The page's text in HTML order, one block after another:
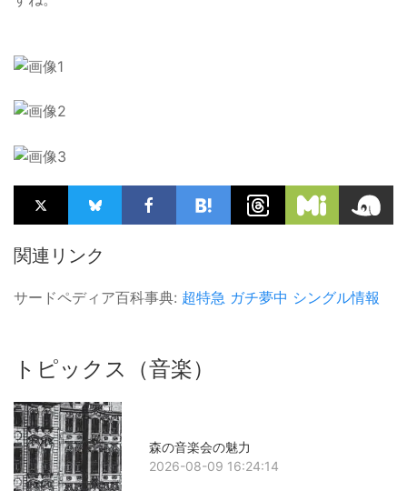
関連リンク
サードペディア百科事典: 超特急 ガチ夢中 シングル情報
トピックス（音楽）
森の音楽会の魅力
2026-08-09 16:24:14